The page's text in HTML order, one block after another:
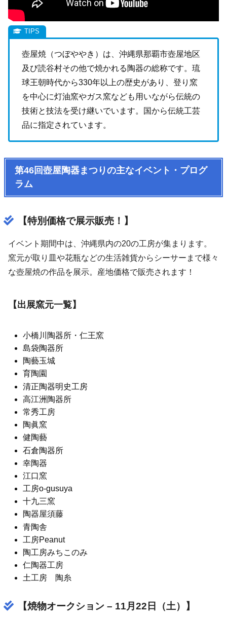
壺屋焼（つぼややき）は、沖縄県那覇市壺屋地区
及び読谷村その他で焼かれる陶器の総称です。琉
球王朝時代から330年以上の歴史があり、登り窯
を中心に灯油窯やガス窯なども用いながら伝統の
技術と技法を受け継いでいます。国から伝統工芸
品に指定されています。
第46回壺屋陶器まつりの主なイベント・プログ
ラム
【特別価格で展示販売！】
イベント期間中は、沖縄県内の20の工房が集まります。
窯元が取り皿や花瓶などの生活雑貨からシーサーまで様々
な壺屋焼の作品を展示。産地価格で販売されます！
【出展窯元一覧】
小橋川陶器所・仁王窯
島袋陶器所
陶藝玉城
育陶園
清正陶器明史工房
高江洲陶器所
常秀工房
陶眞窯
健陶藝
石倉陶器所
幸陶器
江口窯
工房o-gusuya
十九三窯
陶器屋須藤
青陶舎
工房Peanut
陶工房みちこのみ
仁陶器工房
土工房 陶糸
【焼物オークション – 11月22日（土）】